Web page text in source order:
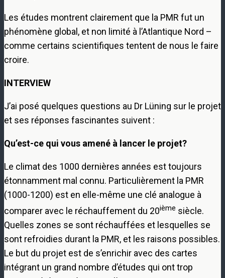
Les études montrent clairement que la PMR fut un
phénomène global, et non limité à l’Atlantique Nord –
comme certains scientifiques tentent de nous le faire
croire.
INTERVIEW
J’ai posé quelques questions au Dr Lüning sur le projet
et ses réponses fascinantes suivent :
Qu’est-ce qui vous amené à lancer le projet?
Le climat des 1000 dernières années est toujours
étonnamment mal connu. Particulièrement la PMR
(1000-1200) est en elle-même une clé analogue à
comparer avec le réchauffement du 20ième siècle.
Quelles zones se sont réchauffées et lesquelles se
sont refroidies durant la PMR, et les raisons possibles.
Le but du projet est de s’enrichir avec des cartes
intégrant un grand nombre d’études qui ont trop